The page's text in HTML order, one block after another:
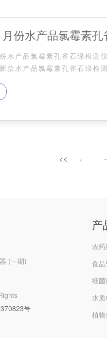
份水产品氯霉素
数详解
水产品氯霉素孔雀石绿检测
水产品氯霉素孔雀石绿检
<< <
(一期)
号
产
农
食
细
水
植